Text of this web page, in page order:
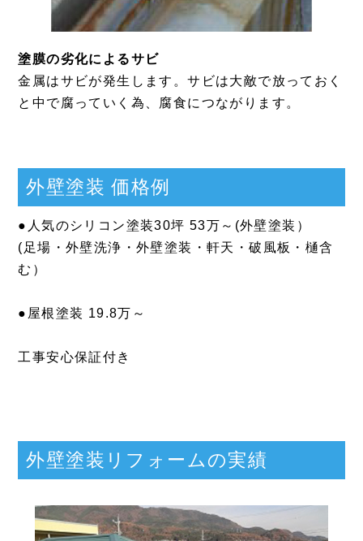
塗膜の劣化によるサビ
金属はサビが発生します。サビは大敵で放っておく
と中で腐っていく為、腐食につながります。
外壁塗装 価格例
●人気のシリコン塗装30坪 53万～(外壁塗装）
(足場・外壁洗浄・外壁塗装・軒天・破風板・樋含
む）
●屋根塗装 19.8万～
工事安心保証付き
外壁塗装リフォームの実績